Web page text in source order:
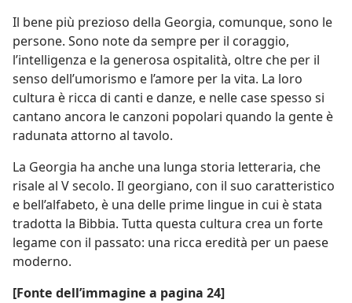
Il bene più prezioso della Georgia, comunque, sono le
persone. Sono note da sempre per il coraggio,
l’intelligenza e la generosa ospitalità, oltre che per il
senso dell’umorismo e l’amore per la vita. La loro
cultura è ricca di canti e danze, e nelle case spesso si
cantano ancora le canzoni popolari quando la gente è
radunata attorno al tavolo.
La Georgia ha anche una lunga storia letteraria, che
risale al V secolo. Il georgiano, con il suo caratteristico
e bell’alfabeto, è una delle prime lingue in cui è stata
tradotta la Bibbia. Tutta questa cultura crea un forte
legame con il passato: una ricca eredità per un paese
moderno.
[Fonte dell’immagine a pagina 24]